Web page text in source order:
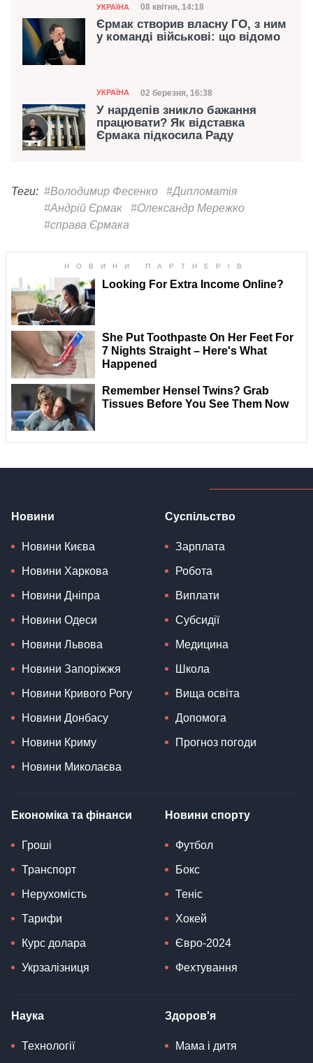
Категорія
УКРАЇНА Дата публікації
08 квітня, 14:18
Єрмак створив власну ГО, з ним
у команді військові: що відомо
Категорія
УКРАЇНА Дата публікації
02 березня, 16:38
У нардепів зникло бажання
працювати? Як відставка
Єрмака підкосила Раду
Теги: #Володимир Фесенко
#Дипломатія
#Андрій Єрмак
#Олександр Мережко
#справа Єрмака
Новини
Новини Києва
Новини Харкова
Новини Дніпра
Новини Одеси
Новини Львова
Новини Запоріжжя
Новини Кривого Рогу
Новини Донбасу
Новини Криму
Новини Миколаєва
Суспільство
Зарплата
Робота
Виплати
Субсидії
Медицина
Школа
Вища освіта
Допомога
Прогноз погоди
Економіка та фінанси
Гроші
Транспорт
Нерухомість
Тарифи
Курс долара
Укрзалізниця
Новини спорту
Футбол
Бокс
Теніс
Хокей
Євро-2024
Фехтування
Наука
Технології
Здоров'я
Мама і дитя